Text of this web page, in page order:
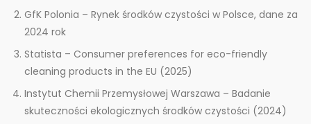
GfK Polonia – Rynek środków czystości w Polsce, dane za
2024 rok
Statista – Consumer preferences for eco-friendly
cleaning products in the EU (2025)
Instytut Chemii Przemysłowej Warszawa – Badanie
skuteczności ekologicznych środków czystości (2024)